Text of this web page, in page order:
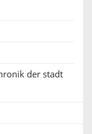
der stadt